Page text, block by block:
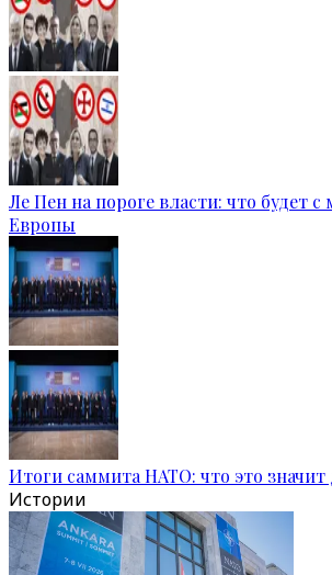
Ле Пен на пороге власти: что будет
Европы
Итоги саммита НАТО: что это
Истории